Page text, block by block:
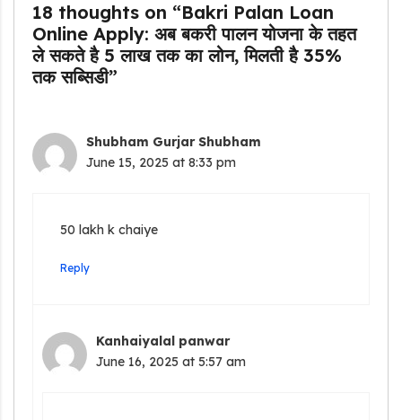
18 thoughts on “Bakri Palan Loan
Online Apply: अब बकरी पालन योजना के तहत
ले सकते है 5 लाख तक का लोन, मिलती है 35%
तक सब्सिडी”
Shubham Gurjar Shubham
June 15, 2025 at 8:33 pm
50 lakh k chaiye
Reply
Kanhaiyalal panwar
June 16, 2025 at 5:57 am